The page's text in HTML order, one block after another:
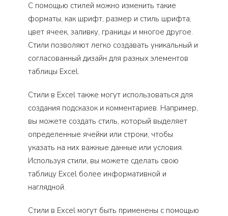
С помощью стилей можно изменить такие
форматы, как шрифт, размер и стиль шрифта,
цвет ячеек, заливку, границы и многое другое.
Стили позволяют легко создавать уникальный и
согласованный дизайн для разных элементов
таблицы Excel.
Стили в Excel также могут использоваться для
создания подсказок и комментариев. Например,
вы можете создать стиль, который выделяет
определенные ячейки или строки, чтобы
указать на них важные данные или условия.
Используя стили, вы можете сделать свою
таблицу Excel более информативной и
наглядной.
Стили в Excel могут быть применены с помощью